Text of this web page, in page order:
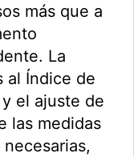
más que a
La
al Índice de
el ajuste de
las medidas